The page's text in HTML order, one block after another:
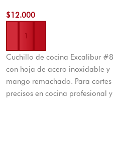
$12.000
Añadir al carrito
Cuchillo de cocina Excalibur #8
con hoja de acero inoxidable y
mango remachado. Para cortes
precisos en cocina profesional y